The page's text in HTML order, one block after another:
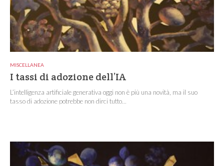
MISCELLANEA
I tassi di adozione dell’IA
L’intelligenza artificiale generativa oggi non è più una novità, ma il suo
tasso di adozione potrebbe non dirci tutto...